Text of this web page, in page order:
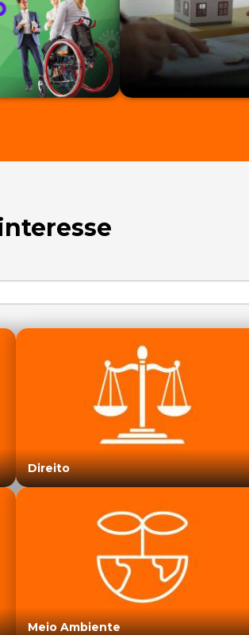
Direito
Meio Ambiente